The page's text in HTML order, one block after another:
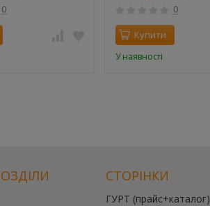
0
0
Купити
У наявності
СТОРІНКИ
ГУРТ (прайс+каталог)